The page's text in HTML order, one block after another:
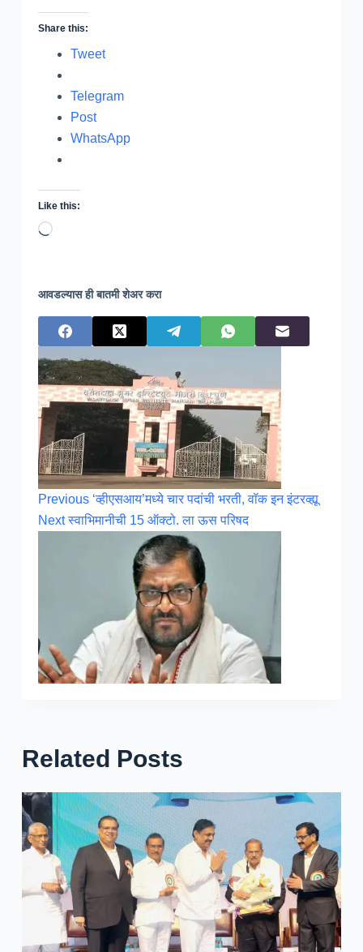
Share this:
Tweet
Telegram
Post
WhatsApp
Like this:
Loading…
आवडल्यास ही बातमी शेअर करा
Previous ‘व्हीएसआय’मध्ये चार पदांची भरती, वॉक इन इंटरव्ह्यू
Nextस्वाभिमानीची 15 ऑक्टो. ला ऊस परिषद
Related Posts